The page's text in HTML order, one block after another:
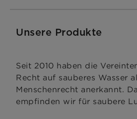
Unsere Produkte
Seit 2010 haben die
Recht auf sauberes Wasser
Menschenrecht anerkannt.
empfinden wir für saubere